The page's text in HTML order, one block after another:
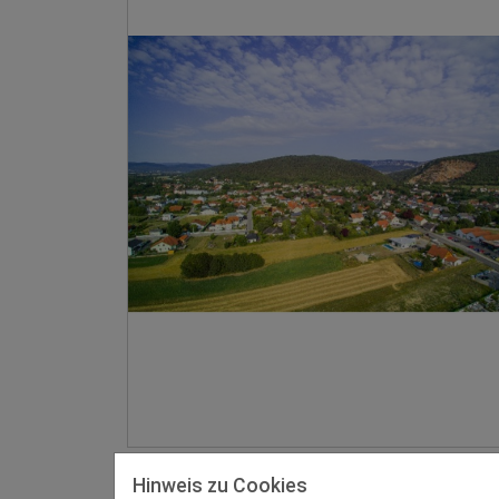
Hinweis zu Cookies